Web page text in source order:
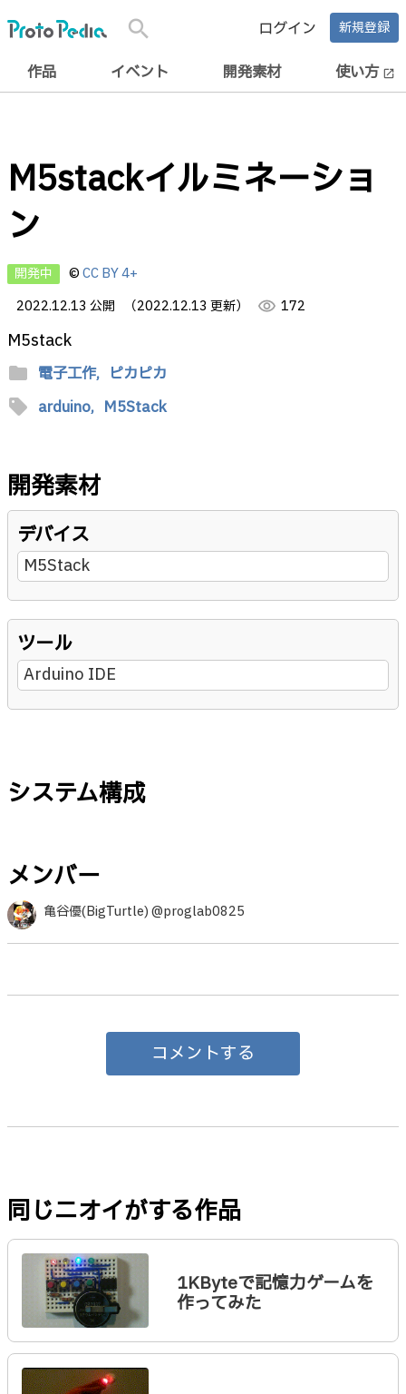
search ログイン 新規登録
作品 イベント 開発素材 使い方 open_in_new
M5stackイルミネーショ
ン
開発中 ©CC BY 4+
2022.12.13 公開
（2022.12.13 更新） visibility 172
M5stack
folder 電子工作, ピカピカ
sell arduino, M5Stack
開発素材
デバイス
M5Stack
ツール
Arduino IDE
システム構成
メンバー
亀谷優(BigTurtle) @proglab0825
コメントする
同じニオイがする作品
1KByteで記憶力ゲームを
作ってみた